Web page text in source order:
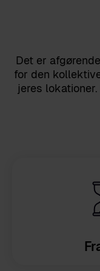
Det er
for den
jeres